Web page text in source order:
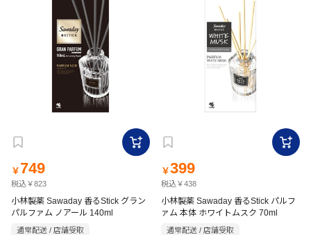
￥ 749
税込￥823
小林製薬 Sawaday 香るStick グラン
パルファム ノアール 140ml
通常配送 / 店舗受取
￥399
税込￥438
小林製薬 Sawaday 香るStick パルフ
ァム 本体 ホワイトムスク 70ml
通常配送 / 店舗受取